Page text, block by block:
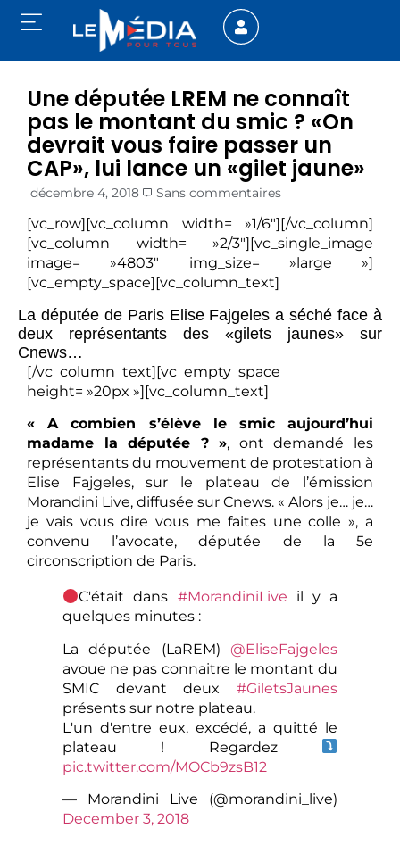
Une députée LREM ne connaît
pas le montant du smic ? «On
devrait vous faire passer un
CAP», lui lance un «gilet jaune»
décembre 4, 2018 Sans commentaires
[vc_row][vc_column width= »1/6″][/vc_column]
[vc_column width= »2/3″][vc_single_image
image= »4803″ img_size= »large »]
[vc_empty_space][vc_column_text]
La députée de Paris Elise Fajgeles a séché face à
deux représentants des «gilets jaunes» sur
Cnews…
[/vc_column_text][vc_empty_space
height= »20px »][vc_column_text]
« A combien s’élève le smic aujourd’hui
madame la députée ? », ont demandé les
représentants du mouvement de protestation à
Elise Fajgeles, sur le plateau de l’émission
Morandini Live, diffusée sur Cnews. « Alors je… je…
je vais vous dire vous me faites une colle », a
convenu l’avocate, députée de la 5e
circonscription de Paris.
C'était dans #MorandiniLive il y a
quelques minutes :
La députée (LaREM) @EliseFajgeles
avoue ne pas connaitre le montant du
SMIC devant deux #GiletsJaunes
présents sur notre plateau.
L'un d'entre eux, excédé, a quitté le
plateau ! Regardez
pic.twitter.com/MOCb9zsB12
— Morandini Live (@morandini_live)
December 3, 2018